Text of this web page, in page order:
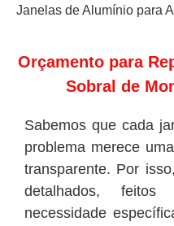
Janelas de Alumínio para
Orçamento para
Sobral de
Sabemos que cada
problema merece
transparente. Por
detalhados,
necessidade